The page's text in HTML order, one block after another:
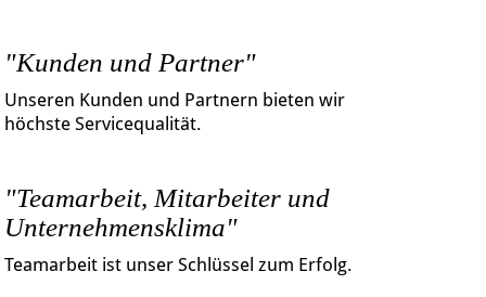
"Kunden und Partner"
Unseren Kunden und Partnern bieten wir
höchste Servicequalität.
"Teamarbeit, Mitarbeiter und
Unternehmensklima"
Teamarbeit ist unser Schlüssel zum Erfolg.